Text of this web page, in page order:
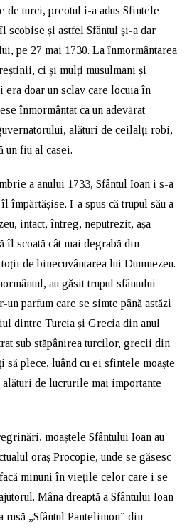
de turci, preotul i-a adus Sfintele
scobise și astfel Sfântul și-a dar
pe 27 mai 1730. La înmormântarea
ci și mulți musulmani și
doar un sclav care locuia în
înmormântat ca un adevărat
alături de ceilalți robi,
un fiu al casei.
a anului 1733, Sfântul Ioan i s-a
împărtășise. I-a spus că trupul său a
intact, întreg, neputrezit, așa
îl scoată cât mai degrabă din
toții de binecuvântarea lui Dumnezeu.
au găsit trupul sfântului
parfum care se simte până astăzi
dintre Turcia și Grecia din anul
sub stăpânirea turcilor, grecii din
să plece, luând cu ei sfintele moaște
de lucrurile mai importante
moaștele Sfântului Ioan au
oraș Procopie, unde se găsesc
facă minuni în viețile celor care i se
Mâna dreaptă a Sfântului Ioan
rusă „Sfântul Pantelimon” din